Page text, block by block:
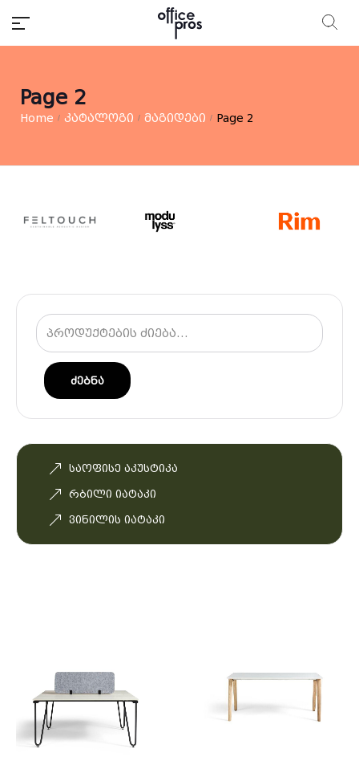
Page 2
Home / კატალოგი / მაგიდები / Page 2
Ძებნა
საოფისე აკუსტიკა
რბილი იატაკი
ვინილის იატაკი